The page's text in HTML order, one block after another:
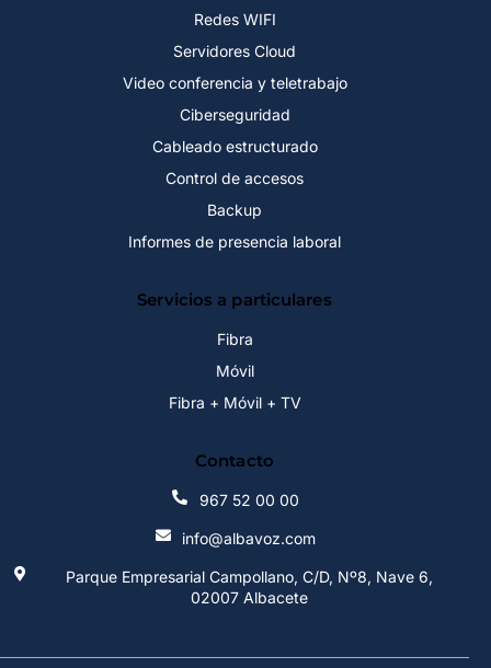
Redes WIFI
Servidores Cloud
Video conferencia y teletrabajo
Ciberseguridad
Cableado estructurado
Control de accesos
Backup
Informes de presencia laboral
Servicios a particulares
Fibra
Móvil
Fibra + Móvil + TV
Contacto
967 52 00 00
info@albavoz.com
Parque Empresarial Campollano, C/D, Nº8, Nave 6,
02007 Albacete